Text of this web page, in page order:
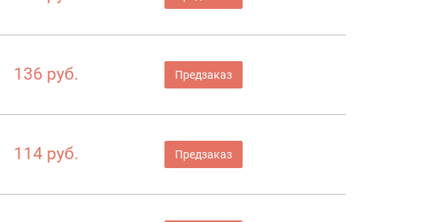
136 руб. Предзаказ
114 руб. Предзаказ